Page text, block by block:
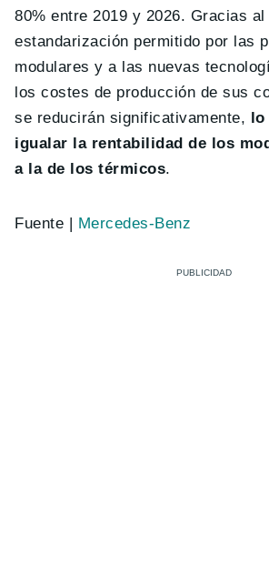
80% entre 2019 y 2026. Gracias
estandarización permitido por las
modulares y a las nuevas
los costes de producción de sus
se reducirán significativamente, lo
igualar la rentabilidad de los
a la de los térmicos.
Fuente | Mercedes-Benz